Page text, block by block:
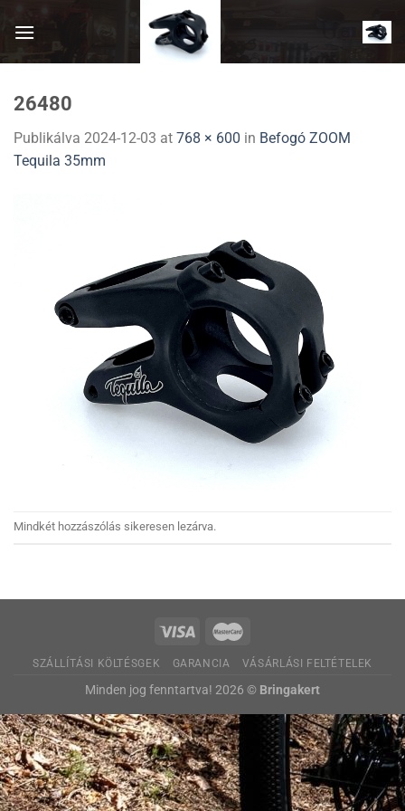
26480
Publikálva 2024-12-03 at 768 × 600 in Befogó ZOOM
Tequila 35mm
Mindkét hozzászólás sikeresen lezárva.
SZÁLLÍTÁSI KÖLTÉSGEK GARANCIA VÁSÁRLÁSI FELTÉTELEK
Minden jog fenntartva! 2026 © Bringakert